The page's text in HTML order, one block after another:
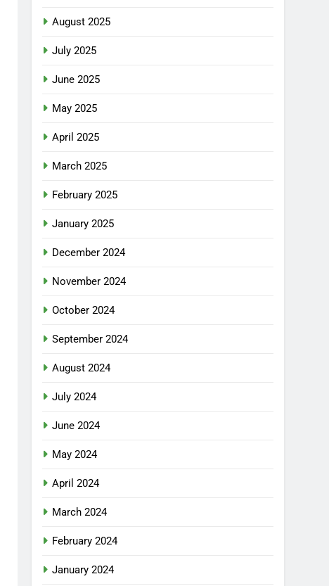
August 2025
July 2025
June 2025
May 2025
April 2025
March 2025
February 2025
January 2025
December 2024
November 2024
October 2024
September 2024
August 2024
July 2024
June 2024
May 2024
April 2024
March 2024
February 2024
January 2024